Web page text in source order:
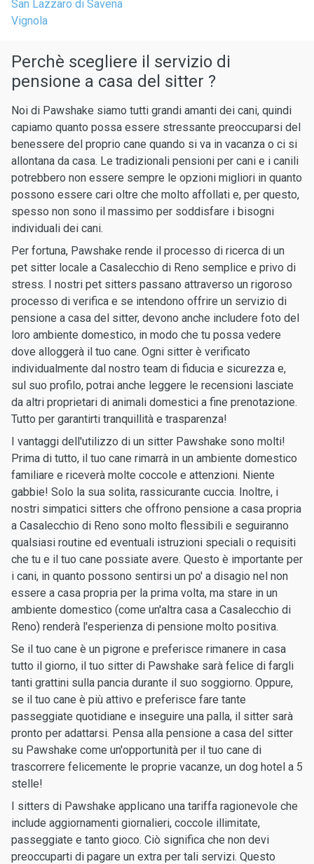
San Lazzaro di Savena
Vignola
Perchè scegliere il servizio di
pensione a casa del sitter ?
Noi di Pawshake siamo tutti grandi amanti dei cani, quindi
capiamo quanto possa essere stressante preoccuparsi del
benessere del proprio cane quando si va in vacanza o ci si
allontana da casa. Le tradizionali pensioni per cani e i canili
potrebbero non essere sempre le opzioni migliori in quanto
possono essere cari oltre che molto affollati e, per questo,
spesso non sono il massimo per soddisfare i bisogni
individuali dei cani.
Per fortuna, Pawshake rende il processo di ricerca di un
pet sitter locale a Casalecchio di Reno semplice e privo di
stress. I nostri pet sitters passano attraverso un rigoroso
processo di verifica e se intendono offrire un servizio di
pensione a casa del sitter, devono anche includere foto del
loro ambiente domestico, in modo che tu possa vedere
dove alloggerà il tuo cane. Ogni sitter è verificato
individualmente dal nostro team di fiducia e sicurezza e,
sul suo profilo, potrai anche leggere le recensioni lasciate
da altri proprietari di animali domestici a fine prenotazione.
Tutto per garantirti tranquillità e trasparenza!
I vantaggi dell'utilizzo di un sitter Pawshake sono molti!
Prima di tutto, il tuo cane rimarrà in un ambiente domestico
familiare e riceverà molte coccole e attenzioni. Niente
gabbie! Solo la sua solita, rassicurante cuccia. Inoltre, i
nostri simpatici sitters che offrono pensione a casa propria
a Casalecchio di Reno sono molto flessibili e seguiranno
qualsiasi routine ed eventuali istruzioni speciali o requisiti
che tu e il tuo cane possiate avere. Questo è importante per
i cani, in quanto possono sentirsi un po' a disagio nel non
essere a casa propria per la prima volta, ma stare in un
ambiente domestico (come un'altra casa a Casalecchio di
Reno) renderà l'esperienza di pensione molto positiva.
Se il tuo cane è un pigrone e preferisce rimanere in casa
tutto il giorno, il tuo sitter di Pawshake sarà felice di fargli
tanti grattini sulla pancia durante il suo soggiorno. Oppure,
se il tuo cane è più attivo e preferisce fare tante
passeggiate quotidiane e inseguire una palla, il sitter sarà
pronto per adattarsi. Pensa alla pensione a casa del sitter
su Pawshake come un'opportunità per il tuo cane di
trascorrere felicemente le proprie vacanze, un dog hotel a 5
stelle!
I sitters di Pawshake applicano una tariffa ragionevole che
include aggiornamenti giornalieri, coccole illimitate,
passeggiate e tanto gioco. Ciò significa che non devi
preoccuparti di pagare un extra per tali servizi. Questo